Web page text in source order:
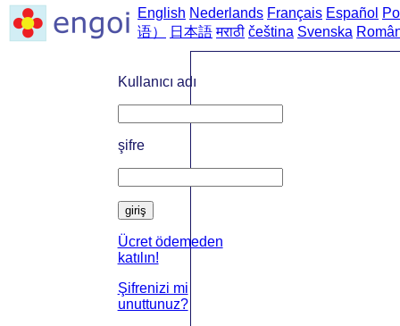
English Nederlands Français Español
语）
日本語 मराठी čeština Svenska
Kullanıcı adı
şifre
giriş
Ücret ödemeden
katılın!
Şifrenizi mi
unuttunuz?